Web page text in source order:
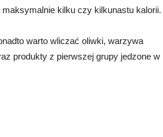
kilku czy kilkunastu kalorii.
warto wliczać oliwki, warzywa
produkty z pierwszej grupy jedzone w